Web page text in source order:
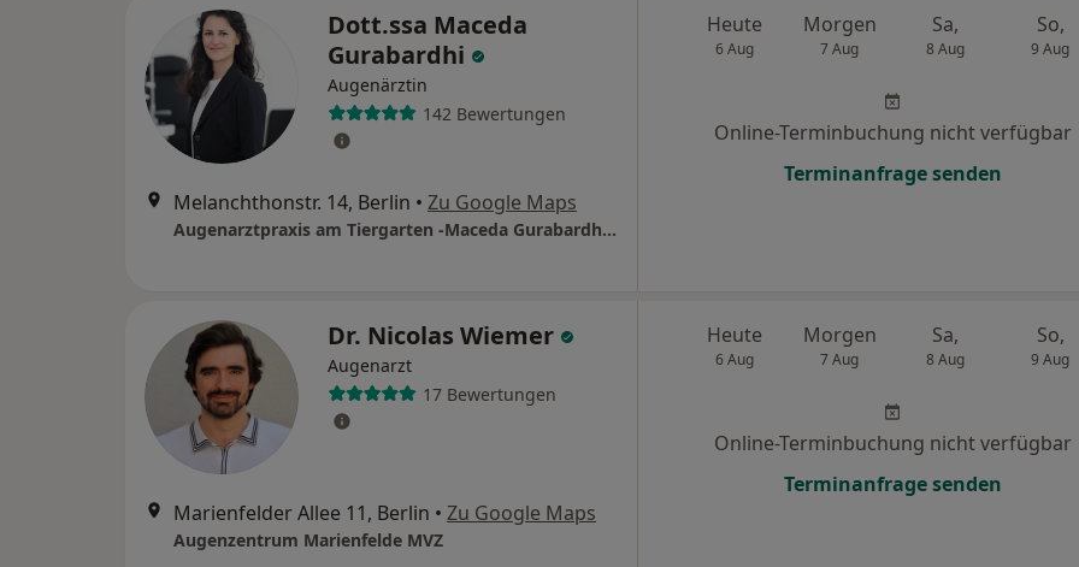
Dott.ssa Maceda
Gurabardhi
Augenärztin
142 Bewertungen
Melanchthonstr. 14, Berlin • Zu Google Maps
Augenarztpraxis am Tiergarten -Maceda Gurabardhi Fachärztin für Augenheilkunde
Heute
6 Aug
Morgen
7 Aug
Sa,
8 Aug
So,
9 Aug
Online-Terminbuchung nicht verfügbar
Terminanfrage senden
Dr. Nicolas Wiemer
Augenarzt
17 Bewertungen
Marienfelder Allee 11, Berlin • Zu Google Maps
Augenzentrum Marienfelde MVZ
Heute
6 Aug
Morgen
7 Aug
Sa,
8 Aug
So,
9 Aug
Online-Terminbuchung nicht verfügbar
Terminanfrage senden